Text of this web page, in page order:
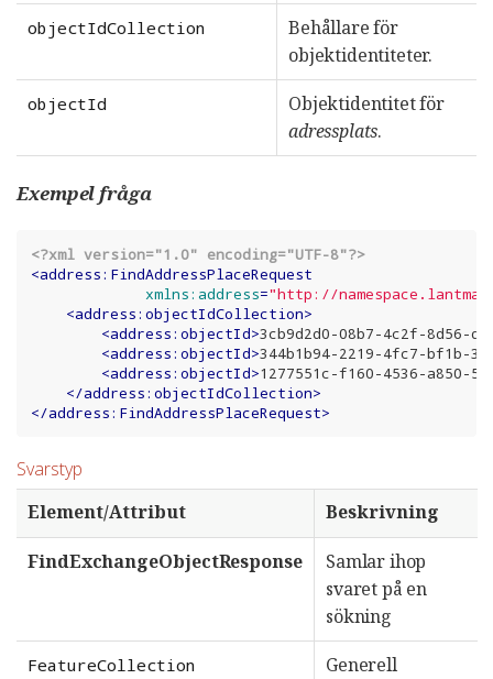
objectIdCollection
Behållare för
objektidentiteter.
objectId
Objektidentitet för
adressplats.
Exempel fråga
<?xml version="1.0" encoding="UTF-8"?>
<address:FindAddressPlaceRequest
xmlns:address="http://
<address:objectIdCollection>
<address:objectId>3cb9d2d0-08b7-4c2f-8d56-
<address:objectId>344b1b94-2219-4fc7-bf1b-
<address:objectId>1277551c-f160-4536-a850-
</address:objectIdCollection>
</address:FindAddressPlaceRequest>
Svarstyp
Element/Attribut
Beskrivning
FindExchangeObjectResponse
Samlar ihop
svaret på en
sökning
FeatureCollection
Generell